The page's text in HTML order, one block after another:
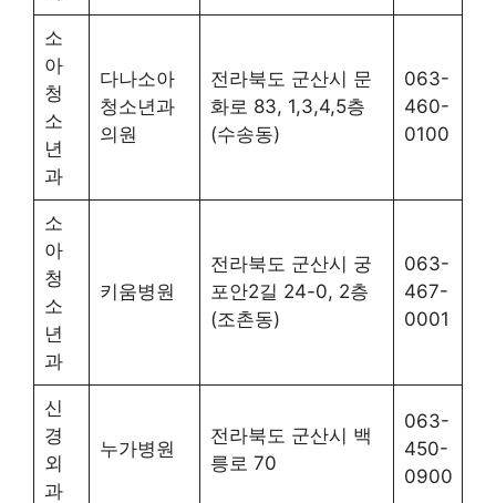
소
아
청
소
년
과
다나소아
청소년과
의원
전라북도 군산시 문
화로 83, 1,3,4,5층
(수송동)
063-
460-
0100
소
아
청
소
년
과
키움병원
전라북도 군산시 궁
포안2길 24-0, 2층
(조촌동)
063-
467-
0001
신
경
외
과
누가병원
전라북도 군산시 백
릉로 70
063-
450-
0900